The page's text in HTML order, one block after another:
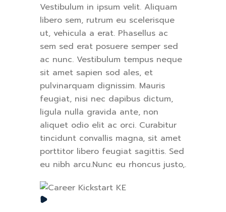
Vestibulum in ipsum velit. Aliquam
libero sem, rutrum eu scelerisque
ut, vehicula a erat. Phasellus ac
sem sed erat posuere semper sed
ac nunc. Vestibulum tempus neque
sit amet sapien sod ales, et
pulvinarquam dignissim. Mauris
feugiat, nisi nec dapibus dictum,
ligula nulla gravida ante, non
aliquet odio elit ac orci. Curabitur
tincidunt convallis magna, sit amet
porttitor libero feugiat sagittis. Sed
eu nibh arcu.Nunc eu rhoncus justo,.